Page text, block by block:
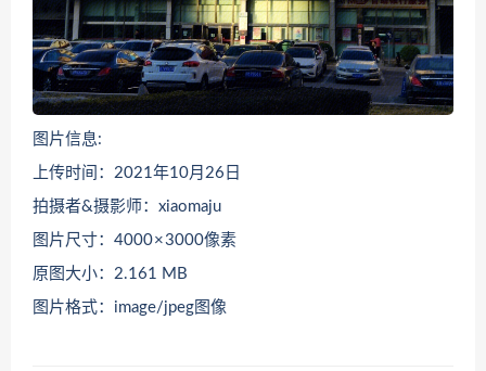
图片信息:
上传时间：2021年10月26日
拍摄者&摄影师：xiaomaju
图片尺寸：4000 × 3000像素
原图大小：2.161 MB
图片格式：image/jpeg图像